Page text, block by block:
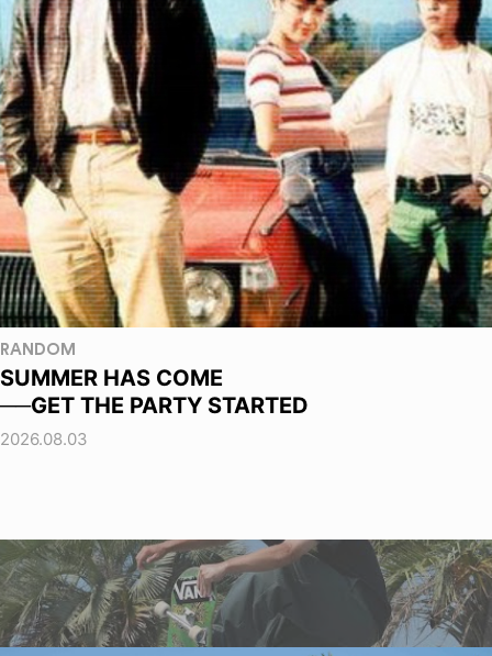
RANDOM
SUMMER HAS COME
──GET THE PARTY STARTED
2026.08.03